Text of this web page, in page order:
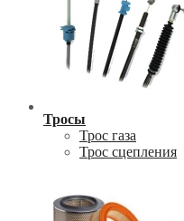
Тросы
Трос газа
Трос сцепления